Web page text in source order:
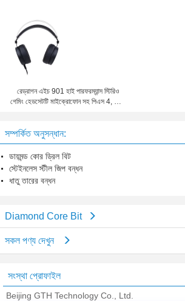
রেড্রাগন এইচ 901 হাই পারফরম্যান্স স্টিরিও
গেমিং হেডসেটটি মাইক্রোফোন সহ পিএস 4, পিসি,
সম্পর্কিত অনুসন্ধান:
ডায়মন্ড কোর ড্রিল বিট
স্টেইনলেস স্টীল জিপ বন্ধন
ধাতু তারের বন্ধন
Diamond Core Bit
সকল পণ্য দেখুন
সংস্থা প্রোফাইল
Beijing GTH Technology Co., Ltd.